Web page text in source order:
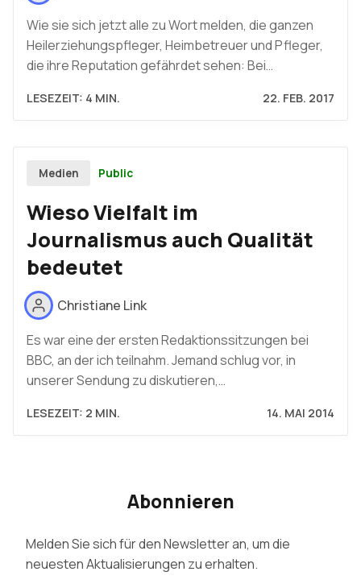
Wie sie sich jetzt alle zu Wort melden, die ganzen
Heilerziehungspfleger, Heimbetreuer und Pfleger,
die ihre Reputation gefährdet sehen: Bei…
LESEZEIT: 4 MIN. 22. FEB. 2017
Medien Public
Wieso Vielfalt im
Journalismus auch Qualität
bedeutet
Christiane Link
Es war eine der ersten Redaktionssitzungen bei
BBC, an der ich teilnahm. Jemand schlug vor, in
unserer Sendung zu diskutieren,…
LESEZEIT: 2 MIN. 14. MAI 2014
Abonnieren
Melden Sie sich für den Newsletter an, um die
neuesten Aktualisierungen zu erhalten.